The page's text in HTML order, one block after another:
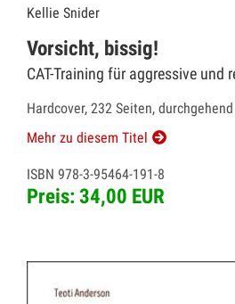
Kellie Snider
Vorsicht, bissig!
CAT-Training für aggressive und
Hardcover, 232 Seiten,
Mehr zu diesem Titel
ISBN 978-3-95464-191-8
Preis: 34,00 EUR